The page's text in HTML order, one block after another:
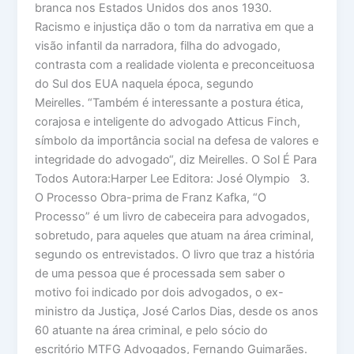
branca nos Estados Unidos dos anos 1930.
Racismo e injustiça dão o tom da narrativa em que a
visão infantil da narradora, filha do advogado,
contrasta com a realidade violenta e preconceituosa
do Sul dos EUA naquela época, segundo
Meirelles. “Também é interessante a postura ética,
corajosa e inteligente do advogado Atticus Finch,
símbolo da importância social na defesa de valores e
integridade do advogado“, diz Meirelles. O Sol É Para
Todos Autora:Harper Lee Editora: José Olympio 3.
O Processo Obra-prima de Franz Kafka, “O
Processo” é um livro de cabeceira para advogados,
sobretudo, para aqueles que atuam na área criminal,
segundo os entrevistados. O livro que traz a história
de uma pessoa que é processada sem saber o
motivo foi indicado por dois advogados, o ex-
ministro da Justiça, José Carlos Dias, desde os anos
60 atuante na área criminal, e pelo sócio do
escritório MTFG Advogados, Fernando Guimarães.